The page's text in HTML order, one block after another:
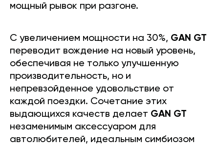
мощный рывок при разгоне.
С увеличением мощности на 30%, GAN GT
переводит вождение на новый уровень,
обеспечивая не только улучшенную
производительность, но и
непревзойденное удовольствие от
каждой поездки. Сочетание этих
выдающихся качеств делает GAN GT
незаменимым аксессуаром для
автолюбителей, идеальным симбиозом